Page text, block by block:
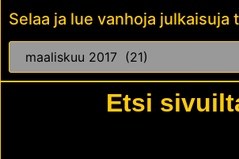
Selaa ja lue vanhoja julkaisuja
Etsi